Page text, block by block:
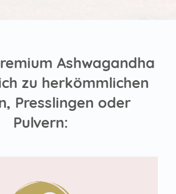
Ashwagandha
zu herkömmlichen
Presslingen oder
Pulvern: